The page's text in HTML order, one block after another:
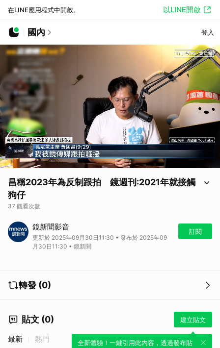
在LINE應用程式中開啟。 以LINE開啟
國內 登入
昌稱2023年為反制跟拍 鏡週刊:2021年就接觸
狗仔
37 觀看次數
上禮拜就踢爆他養狗仔，民眾黨主席黃國昌，神隱四天，黃國昌昨天
(9/29)晚間才開直播，找同溫層取暖。他向小草們解釋說，自己是因為
2023年遭到跟拍，才會派狗仔去反制。但等等，這時間完全不對啊，差
了兩年欸。根據鏡週刊掌握的資料，黃國昌成立狗仔團的時間是2021
錯了，因為他揭露的柯文哲飯局地點，與週刊報導的，完全不同。
入鏡新聞LINE官方帳號，隨時掌握熱門話題
日參議員遞交花蓮捐款目錄 賴清德感動：台日如家人般互助
鏡新聞影音
更新於 2025年09月30日11:30 • 發布於 2025年09
月30日11:30 • 鏡新聞
訂閱
轉發 (0)
貼文 (0) 建立貼文
全新體驗！一鍵引用此內容，透過發布貼
最新 熱門